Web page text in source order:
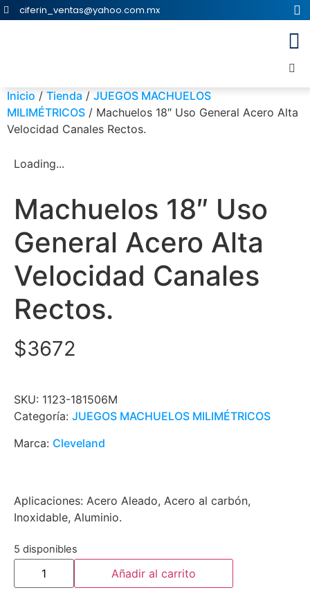
ciferin_ventas@yahoo.com.mx
Inicio / Tienda / JUEGOS MACHUELOS
MILIMÉTRICOS / Machuelos 18″ Uso General Acero Alta
Velocidad Canales Rectos.
Loading...
Machuelos 18″ Uso
General Acero Alta
Velocidad Canales
Rectos.
$3672
SKU: 1123-181506M
Categoría: JUEGOS MACHUELOS MILIMÉTRICOS
Marca: Cleveland
Aplicaciones: Acero Aleado, Acero al carbón,
Inoxidable, Aluminio.
5 disponibles
Añadir al carrito